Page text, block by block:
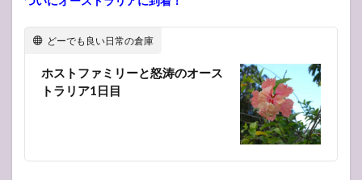
どーでも良い日常の倉庫
ホストファミリーと怒涛のオース
トラリア1日目